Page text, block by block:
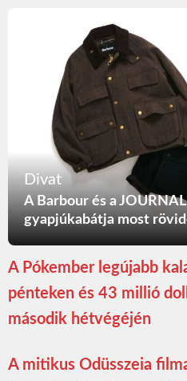
Divat
A Barbour és a
gyapjúkabátja most
A Pókember legújabb
pénteken és 43 millió
második hétvégéjén
A mitikus Odüsszeia